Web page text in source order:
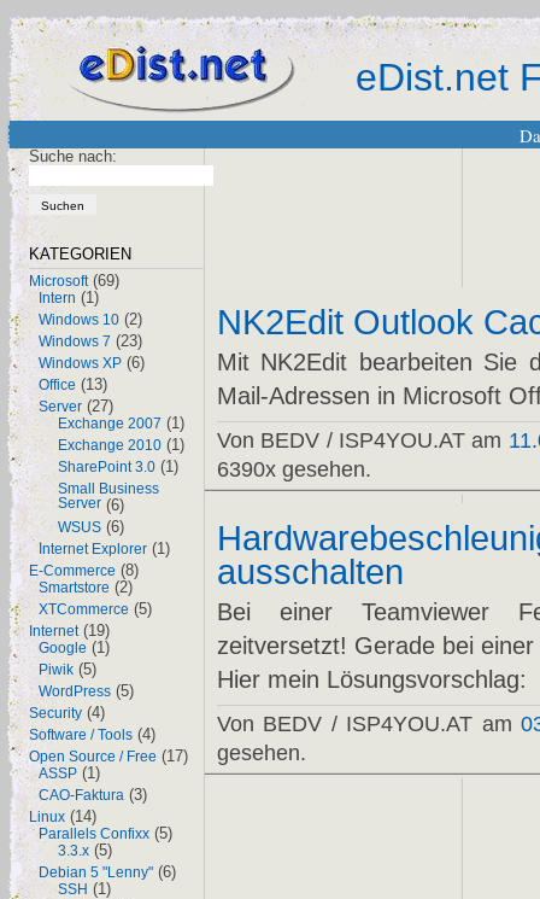
eDist.net
Suche nach:
KATEGORIEN
Microsoft(69)
Intern (1)
Windows 10 (2)
Windows 7 (23)
Windows XP (6)
Office (13)
Server (27)
Exchange 2007 (1)
Exchange 2010 (1)
SharePoint 3.0 (1)
Small Business
Server (6)
WSUS (6)
Internet Explorer (1)
E-Commerce (8)
Smartstore (2)
XTCommerce (5)
Internet(19)
Google (1)
Piwik (5)
WordPress (5)
Security (4)
Software / Tools (4)
Open Source / Free (17)
ASSP (1)
CAO-Faktura (3)
Linux (14)
Parallels Confixx (5)
3.3.x (5)
Debian 5 "Lenny" (6)
SSH (1)
NK2Edit Outlook
Mit NK2Edit bearbeiten Sie
Mail-Adressen in Microsoft
Von BEDV / ISP4YOU.AT am
6390x gesehen.
ausschalten
Bei einer Teamviewer
zeitversetzt! Gerade bei
Hier mein Lösungsvorschlag:
Von BEDV / ISP4YOU.AT am
gesehen.